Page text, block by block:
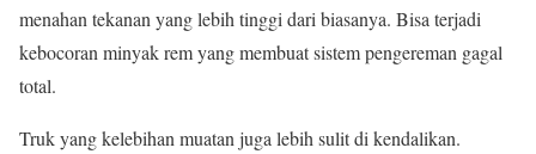
menahan tekanan yang lebih tinggi dari biasanya. Bisa terjadi
kebocoran minyak rem yang membuat sistem pengereman gagal
total.
Truk yang kelebihan muatan juga lebih sulit di kendalikan.